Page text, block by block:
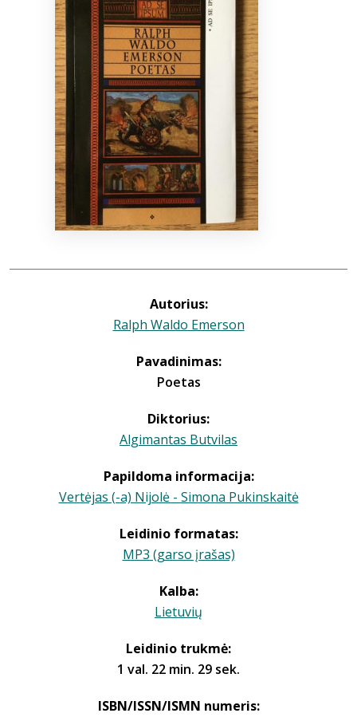
Bibliotekoms
+370 667 80 541
info@elvislab.lt
Autorius:
Ralph Waldo Emerson
Pavadinimas:
Poetas
Diktorius:
Algimantas Butvilas
Papildoma informacija:
Vertėjas (-a) Nijolė - Simona Pukinskaitė
Leidinio formatas:
MP3 (garso įrašas)
Kalba:
Lietuvių
Leidinio trukmė:
1 val. 22 min. 29 sek.
ISBN/ISSN/ISMN numeris: